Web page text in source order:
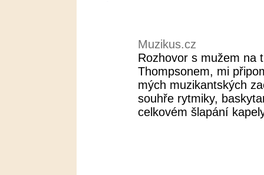
Muzikus.cz
Rozhovor s mužem na
Thompsonem, mi
mých muzikantských
souhře rytmiky,
celkovém šlapání